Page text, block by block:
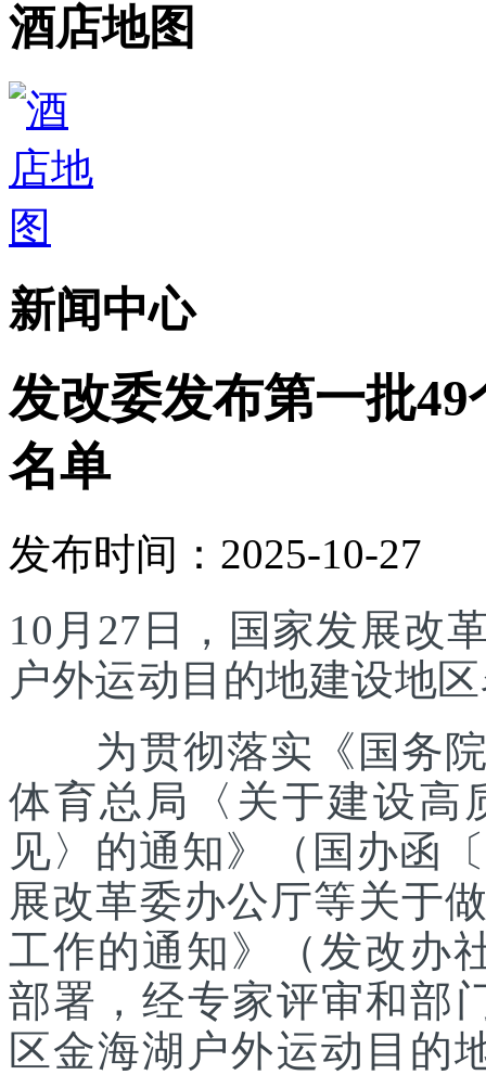
酒店地图
新闻中心
发改委发布第一批
名单
发布时间：2025-10-27
10月27日，国家发展改
户外运动目的地建设地
为贯彻落实《国务院
体育总局〈关于建设高
见〉的通知》（国办函
展改革委办公厅等关于
工作的通知》（发改办
部署，经专家评审和部
区金海湖户外运动目的